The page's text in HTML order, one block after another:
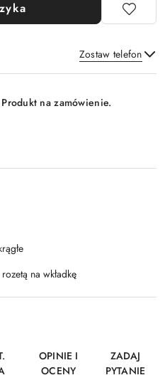
Zostaw telefon
na zamówienie.
na wkładkę
OPINIE I
OCENY
ZADAJ
PYTANIE